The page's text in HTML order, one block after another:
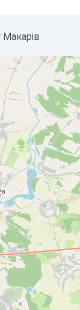
Макарів